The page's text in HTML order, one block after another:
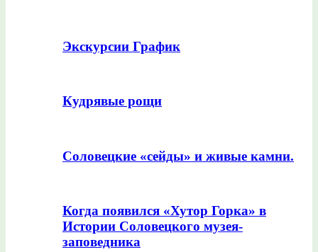
Экскурсии График
Кудрявые рощи
Соловецкие «сейды» и живые камни.
Когда появился «Хутор Горка» в
Истории Соловецкого музея-
заповедника